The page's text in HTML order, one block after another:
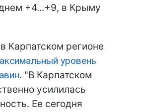
+4...+9, в Крыму
Карпатском регионе
уровень
. "В Карпатском
усилилась
Ее сегодня